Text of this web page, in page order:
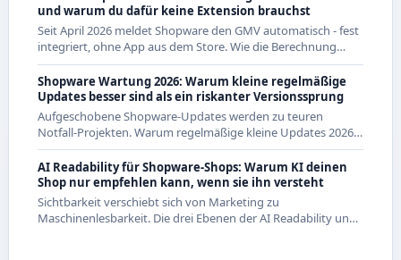
und warum du dafür keine Extension brauchst
Seit April 2026 meldet Shopware den GMV automatisch - fest
integriert, ohne App aus dem Store. Wie die Berechnung
genau funktioniert und was das für CE-Händler bedeutet.
Shopware Wartung 2026: Warum kleine regelmäßige
Updates besser sind als ein riskanter Versionssprung
Aufgeschobene Shopware-Updates werden zu teuren
Notfall-Projekten. Warum regelmäßige kleine Updates 2026
die wirtschaftlichere Strategie sind - mit Beispielen aus den
letzten Releases.
AI Readability für Shopware-Shops: Warum KI deinen
Shop nur empfehlen kann, wenn sie ihn versteht
Sichtbarkeit verschiebt sich von Marketing zu
Maschinenlesbarkeit. Die drei Ebenen der AI Readability und